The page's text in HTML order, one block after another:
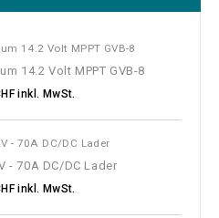
14.2 Volt MPPT GVB-8
inkl. MwSt.
- 70A DC/DC Lader
inkl. MwSt.